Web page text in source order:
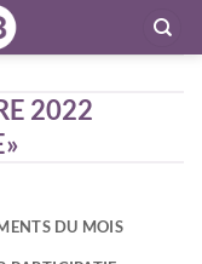
2022
DU MOIS